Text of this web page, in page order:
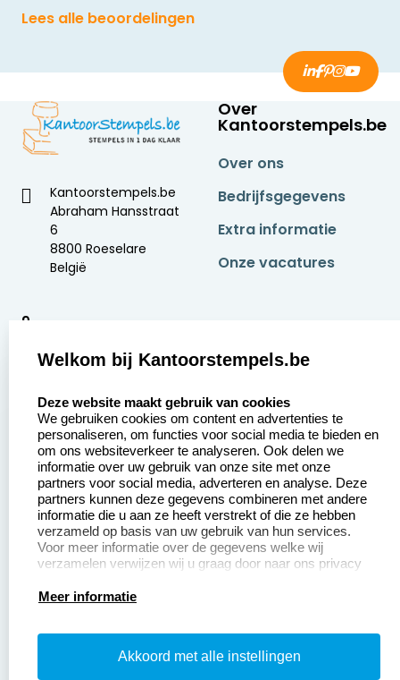
Lees alle beoordelingen
Kantoorstempels.be
Abraham Hansstraat
6
8800 Roeselare
België
9
Over
Kantoorstempels.be
Over ons
Bedrijfsgegevens
Extra informatie
Onze vacatures
Aanvraag op maat
Betaling &
Verzending
Wederverkoper
worden
Contact opnemen
Veel gestelde vragen
Retourneren
Herroepingsrecht
Productinformatie:
Instructiepagina
Welkom bij Kantoorstempels.be
Deze website maakt gebruik van cookies
We gebruiken cookies om content en advertenties te
personaliseren, om functies voor social media te bieden en
om ons websiteverkeer te analyseren. Ook delen we
informatie over uw gebruik van onze site met onze
partners voor social media, adverteren en analyse. Deze
partners kunnen deze gegevens combineren met andere
informatie die u aan ze heeft verstrekt of die ze hebben
verzameld op basis van uw gebruik van hun services.
Voor meer informatie over de gegevens welke wij
verzamelen verwijzen wij u graag door naar ons privacy
Meer informatie
Akkoord met alle instellingen